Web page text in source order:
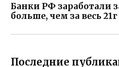
Банки РФ заработали
больше, чем за весь
Последние